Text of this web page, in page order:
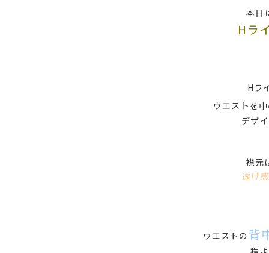
本日
Hラ
Hラ
ウエストを
デザ
襟元
透け感
ウエストの 背